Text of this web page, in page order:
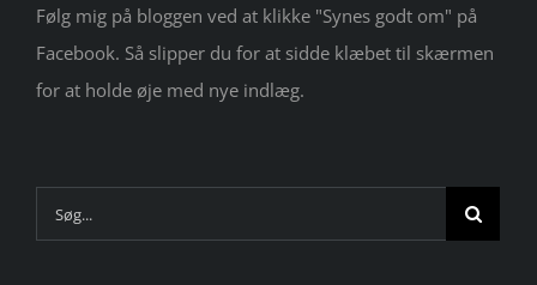
Følg mig på bloggen ved at klikke "Synes godt om" på
Facebook. Så slipper du for at sidde klæbet til skærmen
for at holde øje med nye indlæg.
Søg
efter: